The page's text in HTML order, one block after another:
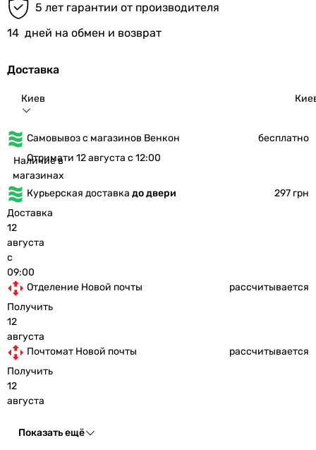
5 лет гарантии от производителя
14 дней на обмен и возврат
Доставка
Киев
Самовывоз с магазинов Венкон
бесплатно
Наличие в
магазинах
Отримати 12 августа с 12:00
Курьерская доставка до двери
297 грн
Доставка
12
августа
с
09:00
Отделение Новой почты
рассчитывается
Получить
12
августа
Почтомат Новой почты
рассчитывается
Получить
12
августа
Показать ещё